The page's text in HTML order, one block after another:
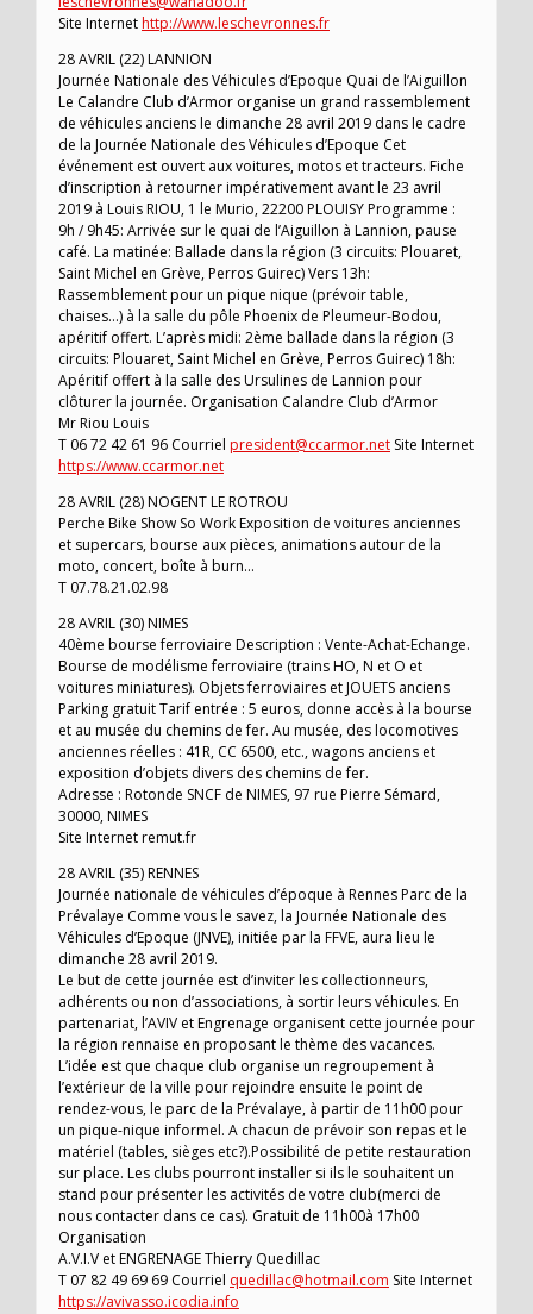
Site Internethttp://www.leschevronnes.fr
28 AVRIL (22) LANNION
Journée Nationale des Véhicules d’Epoque Quai de l’Aiguillon
Le Calandre Club d’Armor organise un grand rassemblement
de véhicules anciens le dimanche 28 avril 2019 dans le cadre
de la Journée Nationale des Véhicules d’Epoque Cet
événement est ouvert aux voitures, motos et tracteurs. Fiche
d’inscription à retourner impérativement avant le 23 avril
2019 à Louis RIOU, 1 le Murio, 22200 PLOUISY Programme :
9h / 9h45: Arrivée sur le quai de l’Aiguillon à Lannion, pause
café. La matinée: Ballade dans la région (3 circuits: Plouaret,
Saint Michel en Grève, Perros Guirec) Vers 13h:
Rassemblement pour un pique nique (prévoir table,
chaises…) à la salle du pôle Phoenix de Pleumeur-Bodou,
apéritif offert. L’après midi: 2ème ballade dans la région (3
circuits: Plouaret, Saint Michel en Grève, Perros Guirec) 18h:
Apéritif offert à la salle des Ursulines de Lannion pour
clôturer la journée. Organisation Calandre Club d’Armor
Mr Riou Louis
T 06 72 42 61 96 Courriel president@ccarmor.net Site Internet
https://www.ccarmor.net
28 AVRIL (28) NOGENT LE ROTROU
Perche Bike Show So Work Exposition de voitures anciennes
et supercars, bourse aux pièces, animations autour de la
moto, concert, boîte à burn…
T 07.78.21.02.98
28 AVRIL (30) NIMES
40ème bourse ferroviaire Description : Vente-Achat-Echange.
Bourse de modélisme ferroviaire (trains HO, N et O et
voitures miniatures). Objets ferroviaires et JOUETS anciens
Parking gratuit Tarif entrée : 5 euros, donne accès à la bourse
et au musée du chemins de fer. Au musée, des locomotives
anciennes réelles : 41R, CC 6500, etc., wagons anciens et
exposition d’objets divers des chemins de fer.
Adresse : Rotonde SNCF de NIMES, 97 rue Pierre Sémard,
30000, NIMES
Site Internet remut.fr
28 AVRIL (35) RENNES
Journée nationale de véhicules d’époque à Rennes Parc de la
Prévalaye Comme vous le savez, la Journée Nationale des
Véhicules d’Epoque (JNVE), initiée par la FFVE, aura lieu le
dimanche 28 avril 2019.
Le but de cette journée est d’inviter les collectionneurs,
adhérents ou non d’associations, à sortir leurs véhicules. En
partenariat, l’AVIV et Engrenage organisent cette journée pour
la région rennaise en proposant le thème des vacances.
L’idée est que chaque club organise un regroupement à
l’extérieur de la ville pour rejoindre ensuite le point de
rendez-vous, le parc de la Prévalaye, à partir de 11h00 pour
un pique-nique informel. A chacun de prévoir son repas et le
matériel (tables, sièges etc?).Possibilité de petite restauration
sur place. Les clubs pourront installer si ils le souhaitent un
stand pour présenter les activités de votre club(merci de
nous contacter dans ce cas). Gratuit de 11h00à 17h00
Organisation
A.V.I.V et ENGRENAGE Thierry Quedillac
T 07 82 49 69 69 Courriel quedillac@hotmail.com Site Internet
https://avivasso.icodia.info